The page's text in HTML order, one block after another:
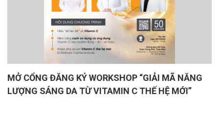
MỞ CỔNG ĐĂNG KÝ WORKSHOP “GIẢI MÃ NĂNG
LƯỢNG SÁNG DA TỪ VITAMIN C THẾ HỆ MỚI”